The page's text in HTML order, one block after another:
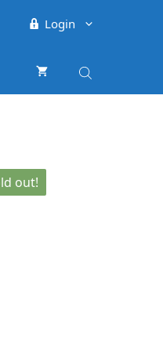
Login
out!